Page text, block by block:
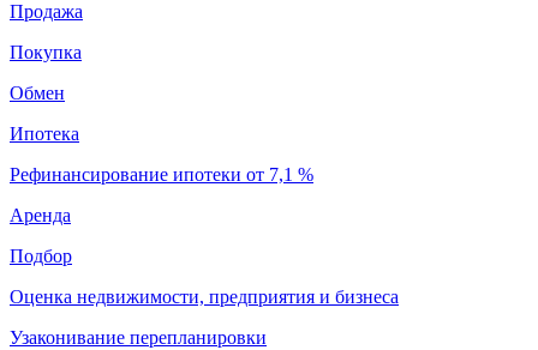
Продажа
Покупка
Обмен
Ипотека
Рефинансирование ипотеки от 7,1 %
Аренда
Подбор
Оценка недвижимости, предприятия и бизнеса
Узаконивание перепланировки